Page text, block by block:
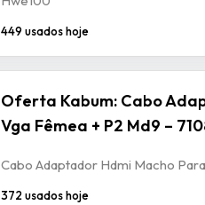
449 usados hoje
Oferta Kabum: Cabo
Vga Fêmea + P2 Md9 –
Cabo Adaptador Hdmi Macho
372 usados hoje